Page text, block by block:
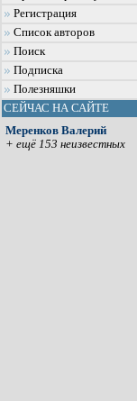
Регистрация
Список авторов
Поиск
Подписка
Полезняшки
СЕЙЧАС НА САЙТЕ
Меренков Валерий
+ ещё 153 неизвестных